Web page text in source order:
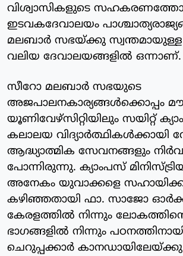
വിശ്വാസികളുടെ സഹകരണത്തോ
ഇടവകദേവാലയം
മലബാര്‍ സഭയ്ക്കു സ്വന്തമായുള്ള
വലിയ ദേവാലയങ്ങളില്‍ ഒന്നാണ്.
സീറോ മലബാര്‍ സഭയുടെ
അജപാലനകാര്യങ്ങള്‍ക്കൊപ്പം
യൂണിവേഴ്‌സിറ്റിയിലും സയിറ്റ്
കലാലയ വിദ്യാര്‍ത്ഥികള്‍ക്കായി
ആദ്ധ്യാത്മിക സേവനങ്ങളും
പോന്നിരുന്നു. ക്യാംപസ്
അനേകം യുവാക്കളെ
കഴിഞ്ഞതായി ഫാ. സാജോ
കേരളത്തില്‍ നിന്നും
ഭാഗങ്ങളില്‍ നിന്നും
ചെറുപ്പക്കാര്‍ കാനഡായിലേയ്ക്കു